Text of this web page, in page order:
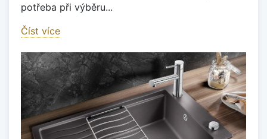
potřeba při výběru...
Číst více